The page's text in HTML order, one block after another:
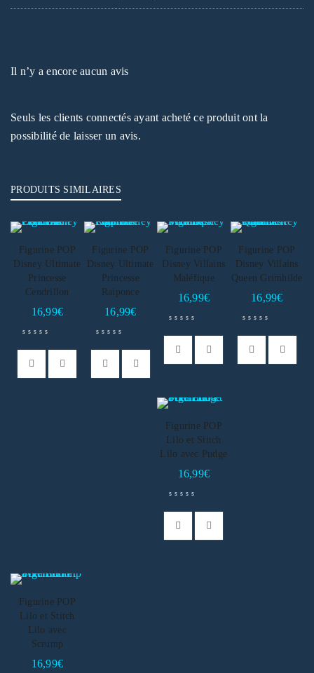
Il n’y a encore aucun avis
Seuls les clients connectés ayant acheté ce produit ont la
possibilité de laisser un avis.
PRODUITS SIMILAIRES
Figurine POP
Disney Ultimate
Princesse
Cendrillon
16,99€
Figurine POP
Disney Ultimate
Princesse
Raiponce
16,99€
Figurine POP
Disney Villains
Maléfique
16,99€
Figurine POP
Disney Villains
Queen Grimhilde
16,99€
Figurine POP
Lilo et Stitch
Lilo avec Pudge
16,99€
Figurine POP
Lilo et Stitch
Lilo avec
Scrump
16,99€